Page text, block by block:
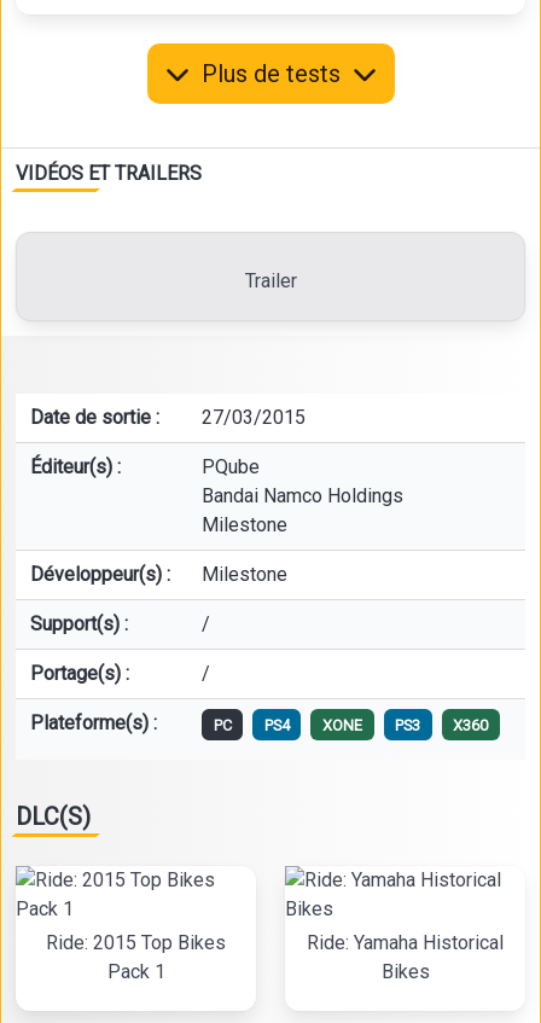
Plus de tests
VIDÉOS ET TRAILERS
Trailer
Date de sortie : 27/03/2015
Éditeur(s) :
PQube
Bandai Namco Holdings
Milestone
Développeur(s) : Milestone
Support(s) : /
Portage(s) : /
Plateforme(s) : PC PS4 XONE PS3 X360
DLC(S)
Ride: 2015 Top Bikes
Pack 1
Ride: Yamaha Historical
Bikes